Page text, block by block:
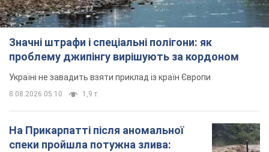
Значні штрафи і спеціальні полігони: як
проблему джипінгу вирішують за кордоном
Україні не завадить взяти приклад із країн Європи
8.08.2026 05:10 1,9 т.
На Прикарпатті після аномальної
спеки пройшла потужна злива: